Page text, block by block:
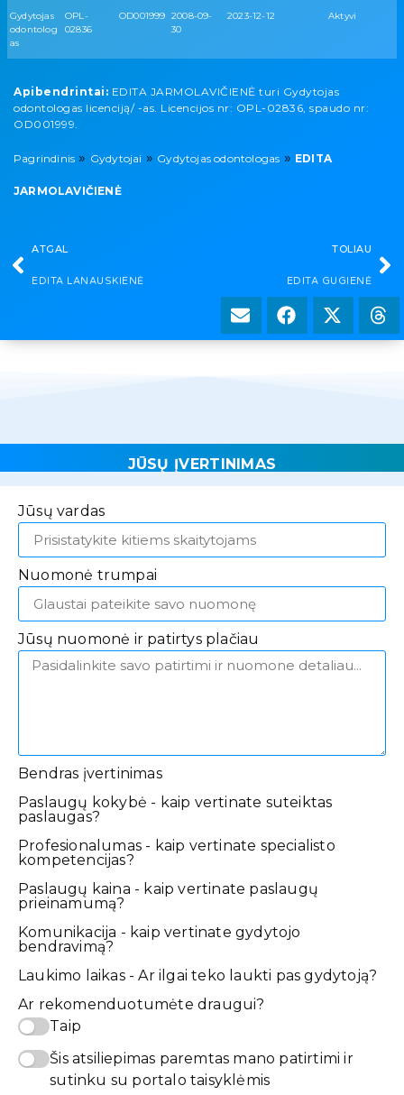
Gydytojas
odontolog
as
OPL-
02836
OD001999 2008-09-
30
2023-12-12 Aktyvi
Apibendrintai: EDITA JARMOLAVIČIENĖ turi Gydytojas
odontologas licenciją/ -as. Licencijos nr: OPL-02836, spaudo nr:
OD001999.
Pagrindinis » Gydytojai » Gydytojas odontologas » EDITA
JARMOLAVIČIENĖ
ATGAL
EDITA LANAUSKIENĖ
TOLIAU
EDITA GUGIENĖ
JŪSŲ ĮVERTINIMAS
Jūsų vardas
Nuomonė trumpai
Jūsų nuomonė ir patirtys plačiau
Bendras įvertinimas
Paslaugų kokybė - kaip vertinate suteiktas
paslaugas?
Profesionalumas - kaip vertinate specialisto
kompetencijas?
Paslaugų kaina - kaip vertinate paslaugų
prieinamumą?
Komunikacija - kaip vertinate gydytojo
bendravimą?
Laukimo laikas - Ar ilgai teko laukti pas gydytoją?
Ar rekomenduotumėte draugui?
Taip
Šis atsiliepimas paremtas mano patirtimi ir
sutinku su portalo taisyklėmis